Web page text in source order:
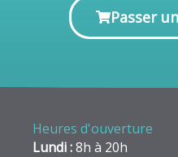
Passer
Heures d'ouverture
Lundi :8h à 20h